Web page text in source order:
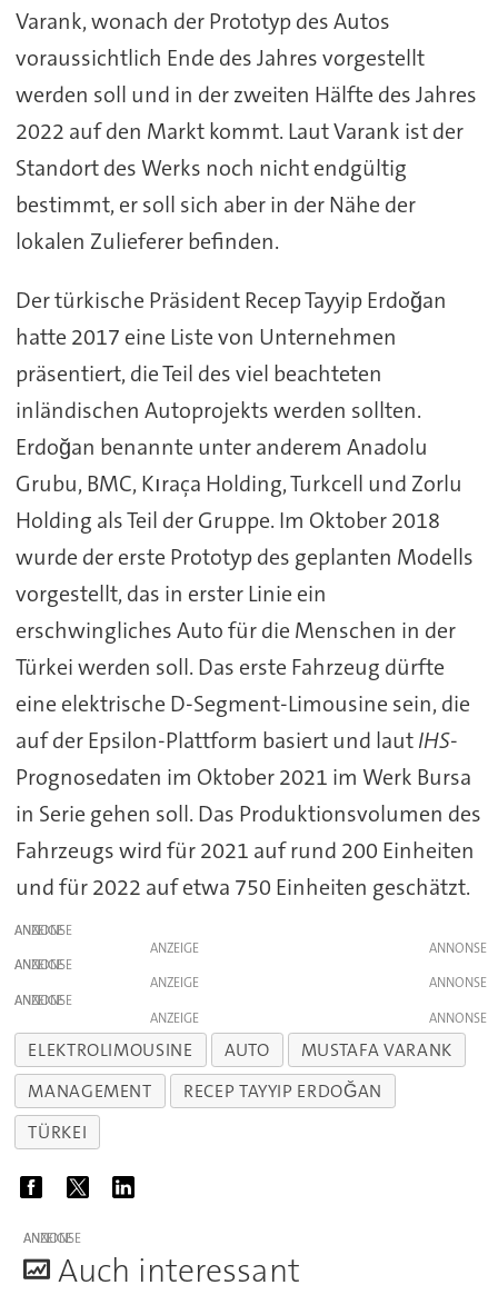
Varank, wonach der Prototyp des Autos
voraussichtlich Ende des Jahres vorgestellt
werden soll und in der zweiten Hälfte des Jahres
2022 auf den Markt kommt. Laut Varank ist der
Standort des Werks noch nicht endgültig
bestimmt, er soll sich aber in der Nähe der
lokalen Zulieferer befinden.
Der türkische Präsident Recep Tayyip Erdoğan
hatte 2017 eine Liste von Unternehmen
präsentiert, die Teil des viel beachteten
inländischen Autoprojekts werden sollten.
Erdoğan benannte unter anderem Anadolu
Grubu, BMC, Kıraça Holding, Turkcell und Zorlu
Holding als Teil der Gruppe. Im Oktober 2018
wurde der erste Prototyp des geplanten Modells
vorgestellt, das in erster Linie ein
erschwingliches Auto für die Menschen in der
Türkei werden soll. Das erste Fahrzeug dürfte
eine elektrische D-Segment-Limousine sein, die
auf der Epsilon-Plattform basiert und lautIHS-
Prognosedaten im Oktober 2021 im Werk Bursa
in Serie gehen soll. Das Produktionsvolumen des
Fahrzeugs wird für 2021 auf rund 200 Einheiten
und für 2022 auf etwa 750 Einheiten geschätzt.
ANZEIGE
ANZEIGE
ANZEIGE
ANZEIGE
ANZEIGE
ANZEIGE
ELEKTROLIMOUSINE AUTO
MUSTAFA VARANK
MANAGEMENT
RECEP TAYYIP ERDOĞAN
TÜRKEI
ANZEIGE
Auch interessant